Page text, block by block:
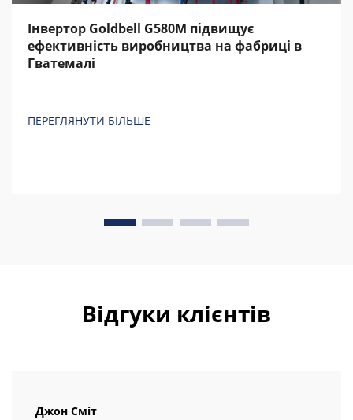
Інвертор Goldbell G580M підвищує
ефективність виробництва на фабриці в
Гватемалі
ПЕРЕГЛЯНУТИ БІЛЬШЕ
Відгуки клієнтів
Джон Сміт